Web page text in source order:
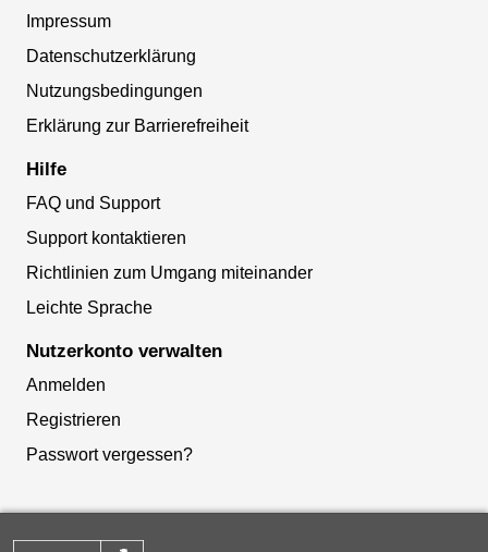
Impressum
Datenschutzerklärung
Nutzungsbedingungen
Erklärung zur Barrierefreiheit
Hilfe
FAQ und Support
Support kontaktieren
Richtlinien zum Umgang miteinander
Leichte Sprache
Nutzerkonto verwalten
Anmelden
Registrieren
Passwort vergessen?